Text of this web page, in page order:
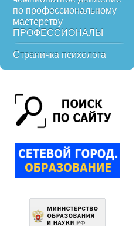
по профессиональному
мастерству
ПРОФЕССИОНАЛЫ
Страничка психолога